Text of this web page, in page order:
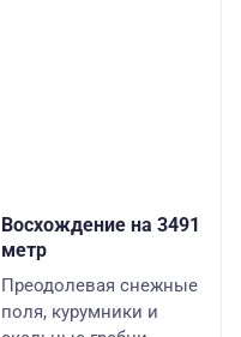
Восхождение на 3491
метр
Преодолевая снежные
поля, курумники и